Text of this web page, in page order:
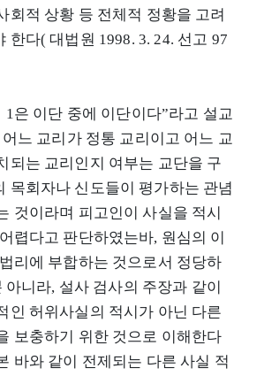
회적 상황 등 전체적 정황을 고려
한다( 대법원 1998. 3. 24. 선고 97
1은 이단 중에 이단이다”라고 설교
느 교리가 정통 교리이고 어느 교
되는 교리인지 여부는 교단을 구
목회자나 신도들이 평가하는 관념
것이라며 피고인이 사실을 적시
렵다고 판단하였는바, 원심의 이
리에 부합하는 것으로서 정당하
아니라, 설사 검사의 주장과 같이
인 허위사실의 적시가 아닌 다른
보충하기 위한 것으로 이해한다
바와 같이 전제되는 다른 사실 적